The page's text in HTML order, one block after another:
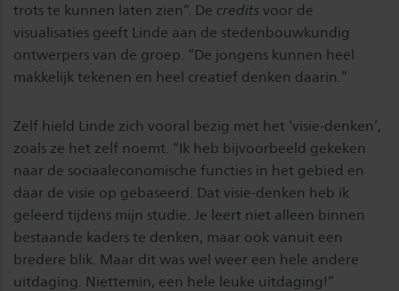
trots te kunnen laten zien”. De credits voor de
visualisaties geeft Linde aan de stedenbouwkundig
ontwerpers van de groep. “De jongens kunnen heel
makkelijk tekenen en heel creatief denken daarin.”
Zelf hield Linde zich vooral bezig met het ‘visie-denken’,
zoals ze het zelf noemt. “Ik heb bijvoorbeeld gekeken
naar de sociaaleconomische functies in het gebied en
daar de visie op gebaseerd. Dat visie-denken heb ik
geleerd tijdens mijn studie. Je leert niet alleen binnen
bestaande kaders te denken, maar ook vanuit een
bredere blik. Maar dit was wel weer een hele andere
uitdaging. Niettemin, een hele leuke uitdaging!”